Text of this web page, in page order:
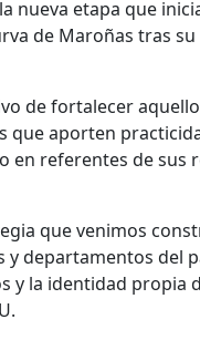
nueva etapa que
de Maroñas tras
de fortalecer
que aporten
en referentes de sus
que venimos
departamentos del
y la identidad propia